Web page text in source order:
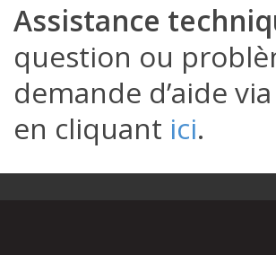
Assistance
question ou
demande d’aide
en cliquant ici.